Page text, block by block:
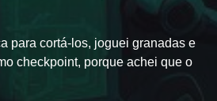
para cortá-los, joguei granadas e
checkpoint, porque achei que o